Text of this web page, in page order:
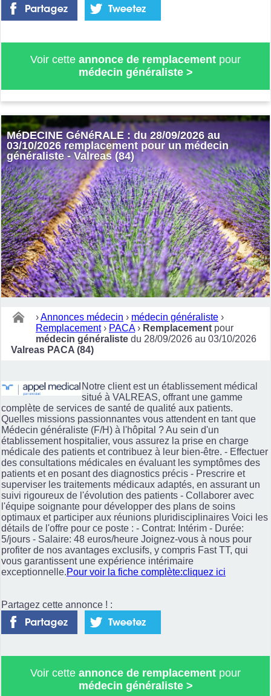
Voir cette annonce de remplacement pour
médecin généraliste>
MéDECINE GéNéRALE : du 28/09/2026 au
03/10/2026 remplacement pour un médecin
généraliste - Valreas (84)
›Annonces médecin › médecin généraliste ›
Remplacement › PACA › Remplacement pour
médecin généraliste du 28/09/2026 au 03/10/2026
Valreas PACA (84)
Notre client est un établissement médical
situé à VALREAS, offrant une gamme
complète de services de santé de qualité aux patients.
Quelles missions passionnantes vous attendent en tant que
Médecin généraliste (F/H) à l'hôpital ? Au sein d'un
établissement hospitalier, vous assurez la prise en charge
médicale des patients et contribuez à leur bien-être. - Effectuer
des consultations médicales en évaluant les symptômes des
patients et en posant des diagnostics précis - Prescrire et
superviser les traitements médicaux adaptés, en assurant un
suivi rigoureux de l'évolution des patients - Collaborer avec
l'équipe soignante pour développer des plans de soins
optimaux et participer aux réunions pluridisciplinaires Voici les
détails de l'offre pour ce poste : - Contrat: Intérim - Durée:
5/jours - Salaire: 48 euros/heure Joignez-vous à nous pour
profiter de nos avantages exclusifs, y compris Fast TT, qui
vous garantissent une expérience intérimaire
exceptionnelle.Pour voir la fiche complète:cliquez ici
Partagez cette annonce ! :
Voir cette annonce de remplacement pour
médecin généraliste>